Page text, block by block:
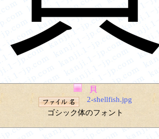
貝
2-shellfish.jpg
ゴシック体のフォント